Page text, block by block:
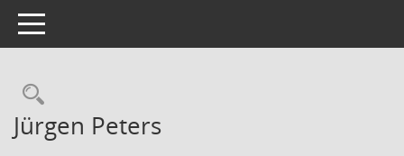
Toggle navigation
Rechercheauswahl
Jürgen Peters